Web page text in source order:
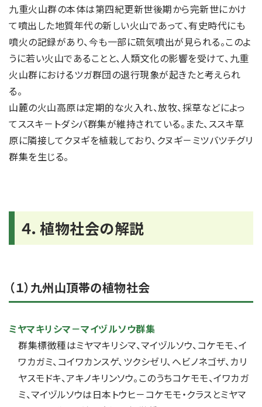
九重火山群の本体は第四紀更新世後期から完新世にかけ
て噴出した地質年代の新しい火山であって、有史時代にも
噴火の記録があり、今も一部に硫気噴出が見られる。このよ
うに若い火山であることと、人類文化の影響を受けて、九重
火山群におけるツガ群団の退行現象が起きたと考えられ
る。
山麓の火山高原は定期的な火入れ、放牧、採草などによっ
てススキ－トダシバ群集が維持されている。また、ススキ草
原に隣接してクヌギを植栽しており、クヌギ－ミツバツチグリ
群集を生じる。
４．植物社会の解説
（１）九州山頂帯の植物社会
ミヤマキリシマ－マイヅルソウ群集
群集標徴種はミヤマキリシマ、マイヅルソウ、コケモモ、イ
ワカガミ、コイワカンスゲ、ツクシゼリ、へビノネゴザ、カリ
ヤスモドキ、アキノキリンソウ。このうちコケモモ、イワカガ
ミ、マイヅルソウは日本トウヒ－コケモモ・クラスとミヤマ